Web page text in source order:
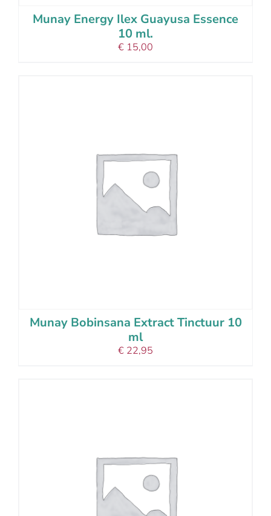
Munay Energy Ilex Guayusa Essence
10 ml.
€ 15,00
details
Munay Bobinsana Extract Tinctuur 10
ml
€ 22,95
details